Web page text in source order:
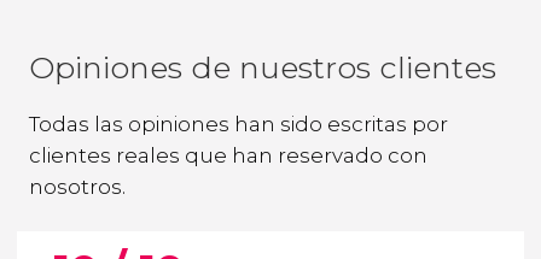
Opiniones de nuestros clientes
Todas las opiniones han sido escritas por
clientes reales que han reservado con
nosotros.